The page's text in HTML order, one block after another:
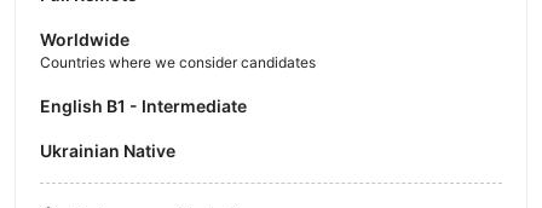
Worldwide
Countries where we consider candidates
English B1 - Intermediate
Ukrainian Native